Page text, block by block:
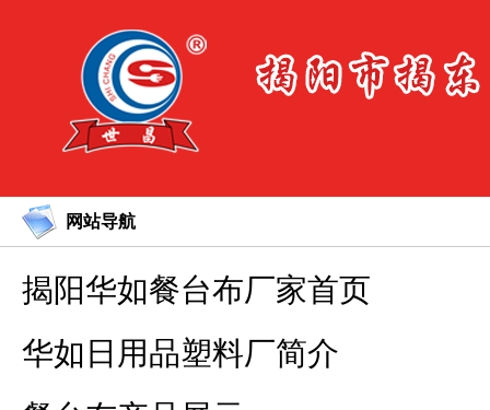
网站导航
揭阳华如餐台布厂家首页
华如日用品塑料厂简介